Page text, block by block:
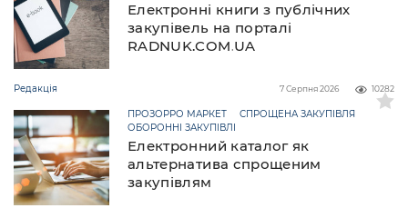
Електронні книги з публічних
закупівель на порталі
RADNUK.COM.UA
Редакція 10282
7 Серпня 2026
Електронний каталог як
альтернатива спрощеним
закупівлям
ПРОЗОРРО МАРКЕТ
СПРОЩЕНА ЗАКУПІВЛЯ
ОБОРОННІ ЗАКУПІВЛІ